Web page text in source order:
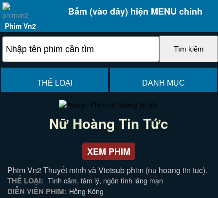
Bấm (vào đây) hiện MENU chính
Phim Vn2
THỂ LOẠI DANH MỤC
Nữ Hoàng Tin Tức
XEM PHIM
Phim Vn2 Thuyết minh và Vietsub phim (nu hoang tin tuc).
THỂ LOẠI: Tình cảm, tâm lý, ngôn tình lãng mạn
DIỄN VIÊN PHIM: Hồng Kông